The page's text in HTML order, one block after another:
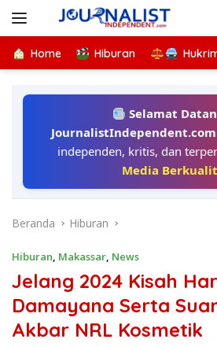
Home Hiburan
Selamat
JournalistIndependent.com
independen, kritis, dan
Media
Beranda Hiburan
Hiburan, Makassar, News
Jelang 2024 Kisah
Damayana Serta
Akbar NRL Kosmetik